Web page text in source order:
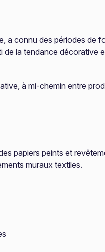
a connu des périodes de
la tendance décorative
à mi-chemin entre
papiers peints et
muraux textiles.